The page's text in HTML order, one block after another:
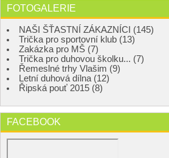
FOTOGALERIE
NAŠI ŠŤASTNÍ ZÁKAZNÍCI (145)
Trička pro sportovní klub (13)
Zakázka pro MŠ (7)
Trička pro duhovou školku... (7)
Řemeslné trhy Vlašim (9)
Letní duhová dílna (12)
Řipská pouť 2015 (8)
FACEBOOK